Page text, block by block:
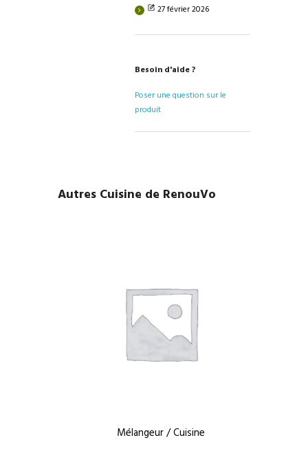
27 février 2026
Besoin d'aide ?
Poser une question sur le
produit
Autres Cuisine de RenouVo
Mélangeur / Cuisine